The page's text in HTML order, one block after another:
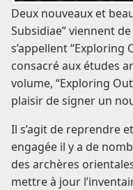
Deux nouveaux et
Subsidiae” viennent
s’appellent
consacré aux études
volume, “Exploring
plaisir de signer un
Il s’agit de reprendre
engagée il y a de
des archères
mettre à jour